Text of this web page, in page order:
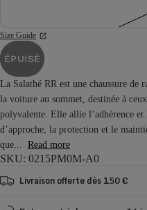
Size Guide
ÉPUISÉ
La Salathé RR est une chaussure de
la voiture au sommet, destinée à
polyvalente. Elle allie l’adhérence et
d’approche, la protection et le
que... Read more
SKU: 0215PM0M-A0
Livraison offerte dès 150 €